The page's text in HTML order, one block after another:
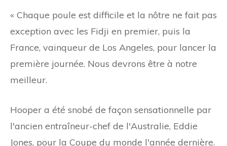
« Chaque poule est difficile et la nôtre ne fait pas
exception avec les Fidji en premier, puis la
France, vainqueur de Los Angeles, pour lancer la
première journée. Nous devrons être à notre
meilleur.
Hooper a été snobé de façon sensationnelle par
l'ancien entraîneur-chef de l'Australie, Eddie
Jones, pour la Coupe du monde l'année dernière.